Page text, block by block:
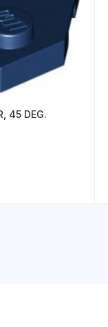
45 DEG.